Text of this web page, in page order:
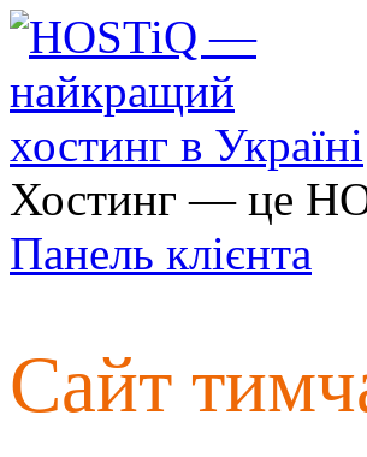
Хостинг — це
Панель клієнта
Сайт